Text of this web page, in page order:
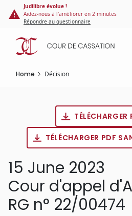
Cookies management panel
content
Judilibre évolue !
Aidez-nous à l'améliorer en 2 minutes
Répondre au questionnaire
Home Décision
TÉLÉCHARGER
TÉLÉCHARGER PDF
15 June 2023
Cour d'appel
RG n° 22/00474